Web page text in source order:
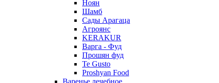
Ноян
Шамб
Сады Арагаца
Агроянс
KERAKUR
Варга - Фуд
Прошян фуд
Te Gusto
Proshyan Food
Варенье лечебное